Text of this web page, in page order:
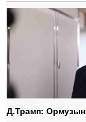
Д.Трамп: Ормузын